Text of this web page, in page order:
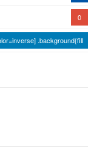
0
.background{fill